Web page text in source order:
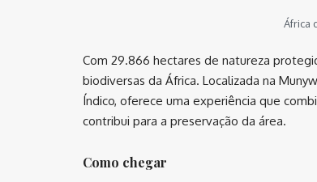
África
Com 29.866 hectares de natureza
biodiversas da África. Localizada na
Índico, oferece uma experiência que
contribui para a preservação da área.
Como chegar